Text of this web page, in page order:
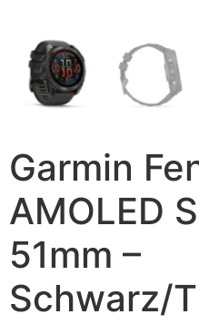
Garmin
AMOLED
51mm –
Schwarz/